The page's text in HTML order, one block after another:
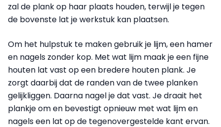
zal de plank op haar plaats houden, terwijl je tegen
de bovenste lat je werkstuk kan plaatsen.
Om het hulpstuk te maken gebruik je lijm, een hamer
en nagels zonder kop. Met wat lijm maak je een fijne
houten lat vast op een bredere houten plank. Je
zorgt daarbij dat de randen van de twee planken
gelijkliggen. Daarna nagel je dat vast. Je draait het
plankje om en bevestigt opnieuw met wat lijm en
nagels een lat op de tegenovergestelde kant ervan.